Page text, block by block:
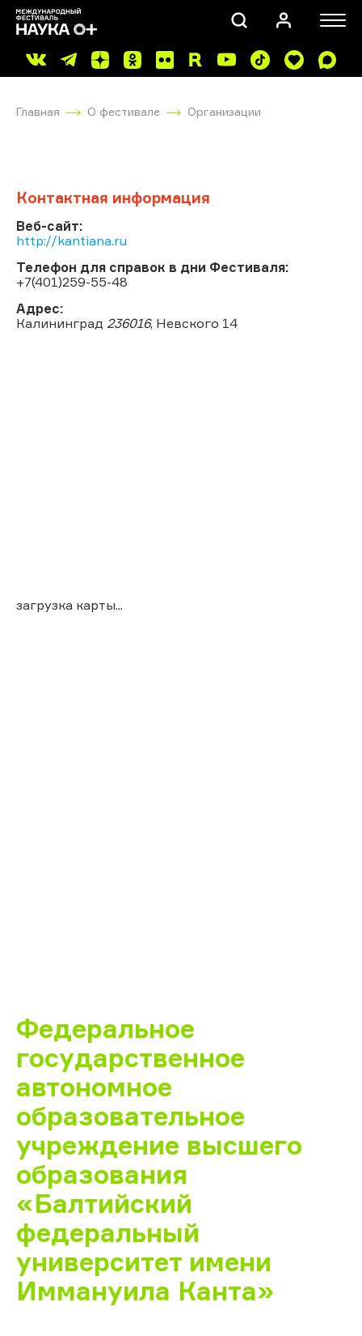
Главная О фестивале Организации
Контактная информация
Веб-сайт:
http://kantiana.ru
Телефон для справок в дни Фестиваля:
+7(401)259-55-48
Адрес:
Калининград 236016, Невского 14
загрузка карты...
Федеральное
государственное
автономное
образовательное
учреждение высшего
образования
«Балтийский
федеральный
университет имени
Иммануила Канта»